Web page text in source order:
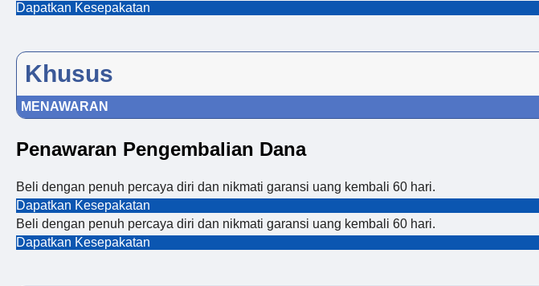
Dapatkan Kesepakatan
Khusus
MENAWARAN
Penawaran Pengembalian Dana
Beli dengan penuh percaya diri dan nikmati garansi uang kembali 60 hari.
Dapatkan Kesepakatan
Beli dengan penuh percaya diri dan nikmati garansi uang kembali 60 hari.
Dapatkan Kesepakatan